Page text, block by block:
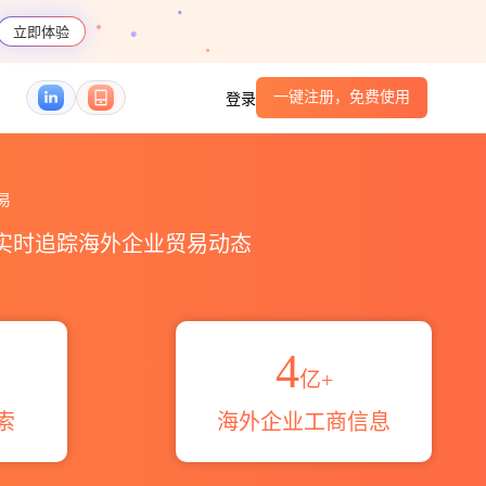
立即体验
登录 一键注册，免费使用
时追踪海外企业贸易动态
4亿+
海外企业工商信息